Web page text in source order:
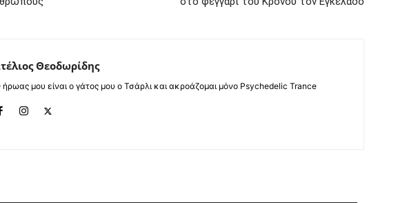
Θεοδωρίδης
μου είναι ο γάτος μου ο Τσάρλι και ακροάζομαι μόνο Psychedelic Trance